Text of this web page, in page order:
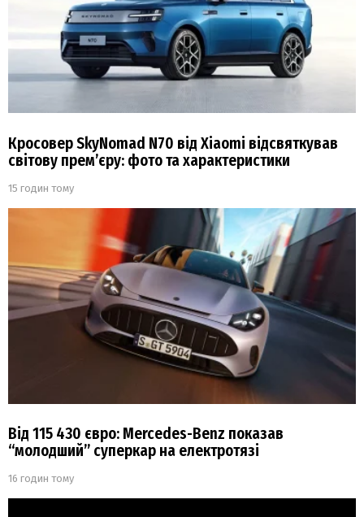
Кросовер SkyNomad N70 від Xiaomi відсвяткував
світову прем’єру: фото та характеристики
15 годин тому
Від 115 430 євро: Mercedes-Benz показав
“молодший” суперкар на електротязі
16 годин тому